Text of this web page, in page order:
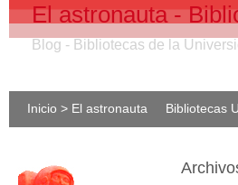
El astronauta -
Blog - Bibliotecas de la
Inicio > El astronauta Bibliotecas